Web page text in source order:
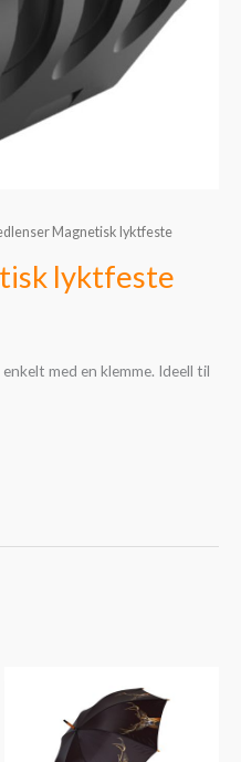
Magnetisk lyktfeste
lyktfeste
med en klemme. Ideell til